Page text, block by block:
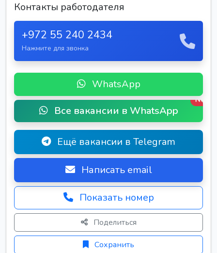
Контакты работодателя
+972 55 240 2434
Нажмите для звонка
WhatsApp
Все вакансии в WhatsApp
New
Ещё вакансии в Telegram
Написать email
Показать номер
Поделиться
Сохранить